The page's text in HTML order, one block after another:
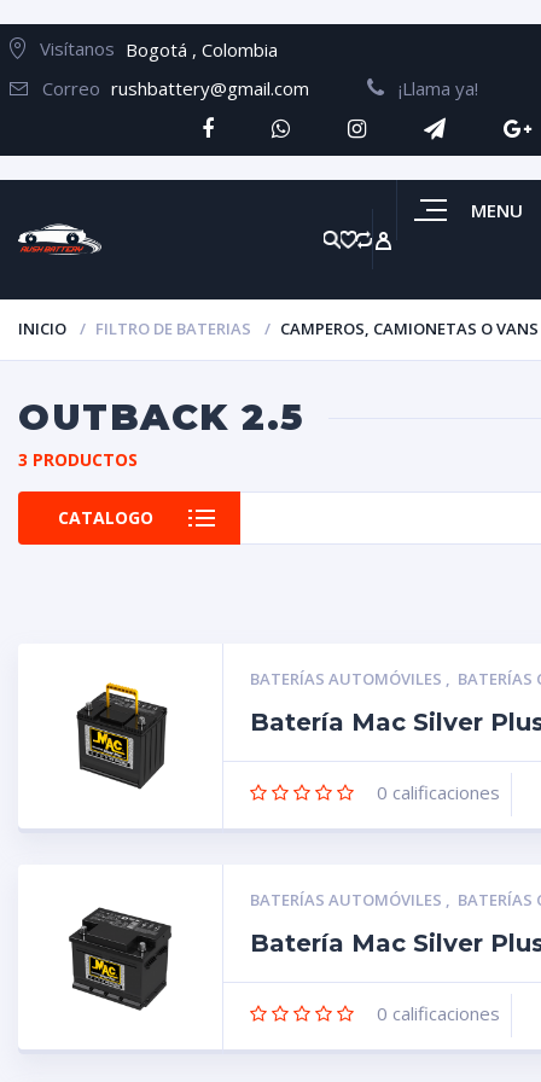
Visítanos Bogotá , Colombia
Correo rushbattery@gmail.com ¡Llama ya!
MENU
INICIO FILTRO DE BATERIAS CAMPEROS, CAMIONETAS O VANS
OUTBACK 2.5
3 PRODUCTOS
CATALOGO
BATERÍAS AUTOMÓVILES , BATERÍAS
Batería Mac Silver
0 calificaciones
BATERÍAS AUTOMÓVILES , BATERÍAS
Batería Mac Silver
0 calificaciones